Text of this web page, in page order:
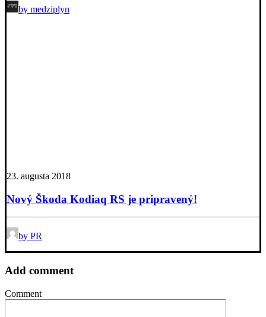
by medziplyn
23. augusta 2018
Nový Škoda Kodiaq RS je pripravený!
by PR
Add comment
Comment